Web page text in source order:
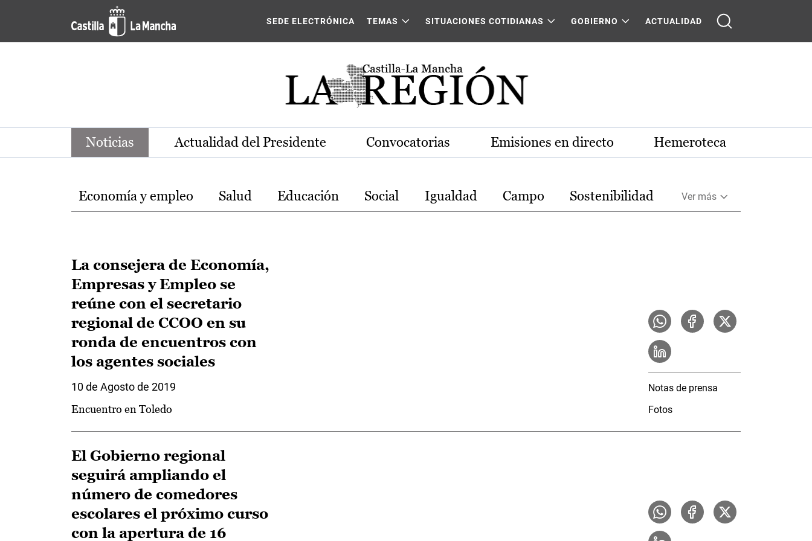
Pasar al contenido principal
Noticias de la región de Castilla-La Mancha
SEDE ELECTRÓNICA TEMAS SITUACIONES COTIDIANAS GOBIERNO ACTUALIDAD
Noticias Actualidad del Presidente Convocatorias Emisiones en directo Hemeroteca
Temas
Economía y empleo Salud Educación Social Igualdad Campo Sostenibilidad Ver más
La consejera de Economía,
Empresas y Empleo se
reúne con el secretario
regional de CCOO en su
ronda de encuentros con
los agentes sociales
10 de Agosto de 2019
Encuentro en Toledo
Notas de prensa
Fotos
El Gobierno regional
seguirá ampliando el
número de comedores
escolares el próximo curso
con la apertura de 16